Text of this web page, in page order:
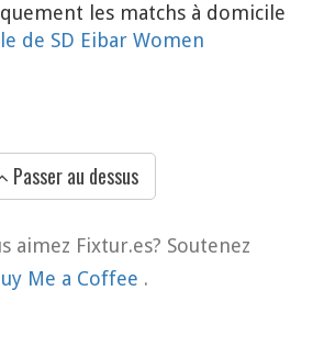
les matchs à domicile
de SD Eibar Women
Passer au dessus
aimez Fixtur.es? Soutenez
Me a Coffee .